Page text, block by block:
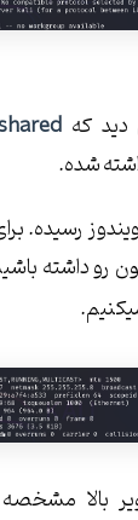
دید که
شده.
رسیده.
رو داشته
بالا